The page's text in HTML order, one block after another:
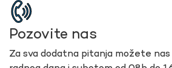
Pozovite nas
Za sva dodatna pitanja možete